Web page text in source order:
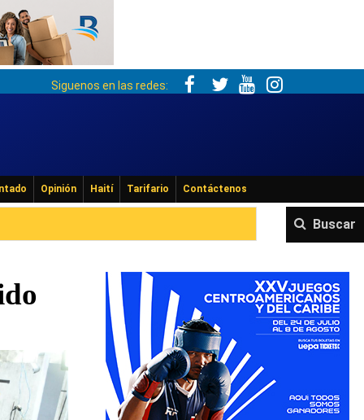
Siguenos en las redes:
Opinión Haití Tarifario Contáctenos
Buscar